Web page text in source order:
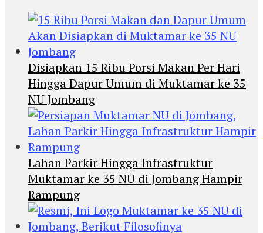
Disiapkan 15 Ribu Porsi Makan Per Hari
Hingga Dapur Umum di Muktamar ke 35
NU Jombang
Lahan Parkir Hingga Infrastruktur
Muktamar ke 35 NU di Jombang Hampir
Rampung